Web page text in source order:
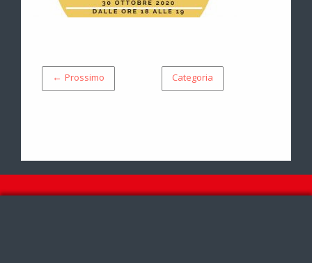
← Prossimo Categoria